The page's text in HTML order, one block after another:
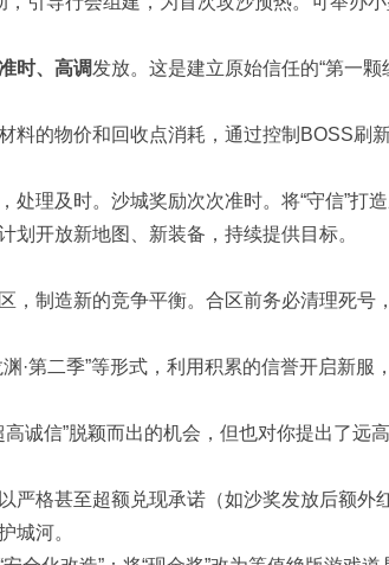
时、高调发放。这是建立原始信任的“第一颗
料的物价和回收点消耗，通过控制BOSS刷
处理及时。沙城奖励次次准时。将“守信”打造
划开放新地图、新装备，持续提供目标。
，制造新的竞争平衡。合区前务必清理死号
·第二季”等形式，利用积累的信誉开启新服
诚信”脱颖而出的机会，但也对你提出了远
以严格甚至超额兑现承诺（如沙奖发放后额外
城河。